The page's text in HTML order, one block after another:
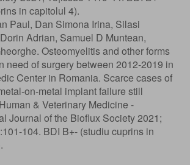
in capitolul 4).
Paul, Dan Simona Irina, Silasi
Adrian, Samuel D Muntean,
Osteomyelitis and other forms
need of surgery between 2012-2019 in
Center in Romania. Scarce cases of
on-metal implant failure still
& Veterinary Medicine -
Journal of the Bioflux Society 2021;
104. BDI B+- (studiu cuprins in